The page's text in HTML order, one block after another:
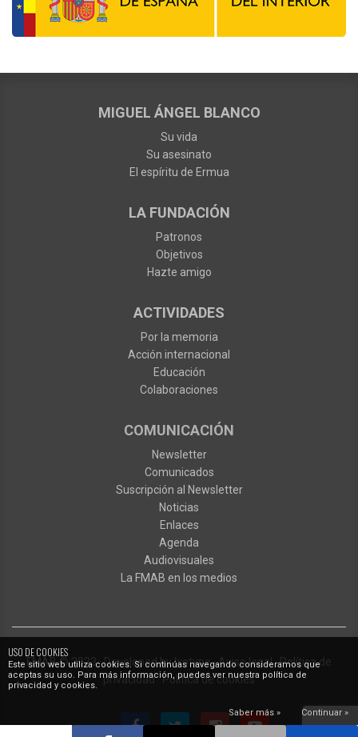
USO DE COOKIES
Este sitio web utiliza cookies. Si continúas navegando consideramos que
aceptas su uso. Para más información, puedes ver nuestra política de
privacidad y cookies.
Saber más » Continuar »
MIGUEL ÁNGEL BLANCO
Su vida
Su asesinato
El espíritu de Ermua
LA FUNDACIÓN
Patronos
Objetivos
Hazte amigo
ACTIVIDADES
Por la memoria
Acción internacional
Educación
Colaboraciones
COMUNICACIÓN
Newsletter
Comunicados
Suscripción al Newsletter
Noticias
Enlaces
Agenda
Audiovisuales
La FMAB en los medios
FMAB© 2023·Developed byIxotype·Aviso legal·Política de
privacidad·Política de cookies